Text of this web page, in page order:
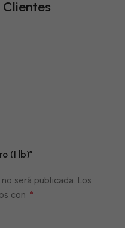
(1 lb)”
será publicada. Los
con *